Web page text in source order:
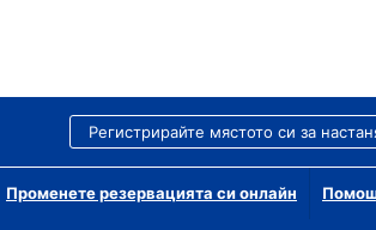
Регистрирайте мястото си за
Променете резервацията си онлайн Помощ